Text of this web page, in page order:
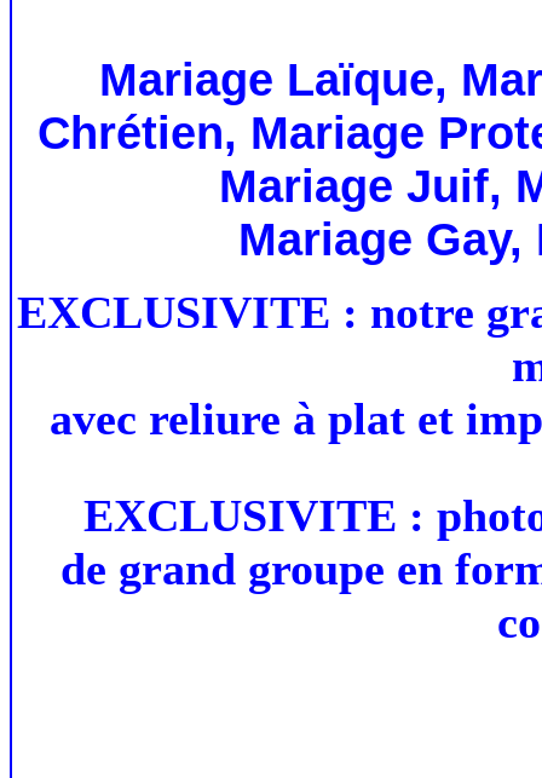
Mariage Laïque,
Chrétien, Mariage
Mariage Juif,
Mariage
EXCLUSIVITE : notre
avec reliure à plat et
EXCLUSIVITE :
de grand groupe en